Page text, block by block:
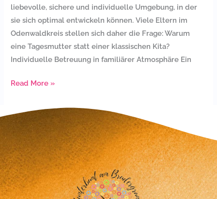
liebevolle, sichere und individuelle Umgebung, in der
sie sich optimal entwickeln können. Viele Eltern im
Odenwaldkreis stellen sich daher die Frage: Warum
eine Tagesmutter statt einer klassischen Kita?
Individuelle Betreuung in familiärer Atmosphäre Ein
Read More »